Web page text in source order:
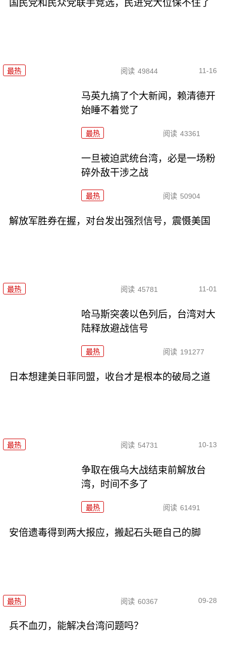
国民党和民众党联手竞选，民进党大位保不住了
最热 阅读 49844 11-16
马英九搞了个大新闻，赖清德开
始睡不着觉了
最热 阅读 43361
一旦被迫武统台湾，必是一场粉
碎外敌干涉之战
最热 阅读 50904
解放军胜券在握，对台发出强烈信号，震慑美国
最热 阅读 45781 11-01
哈马斯突袭以色列后，台湾对大
陆释放避战信号
最热 阅读 191277
日本想建美日菲同盟，收台才是根本的破局之道
最热 阅读 54731 10-13
争取在俄乌大战结束前解放台
湾，时间不多了
最热 阅读 61491
安倍遗毒得到两大报应，搬起石头砸自己的脚
最热 阅读 60367 09-28
兵不血刃，能解决台湾问题吗？